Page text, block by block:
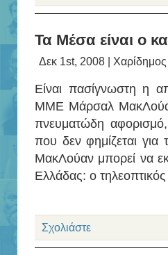
Τα Μέσα είναι ο
Δεκ 1st, 2008 |
Είναι πασίγνωστη η
ΜΜΕ Μάρσαλ ΜακΛούαν,
πνευματώδη
που δεν φημίζεται
ΜακΛούαν μπορεί να
Ελλάδας: ο
Σχολιάστε